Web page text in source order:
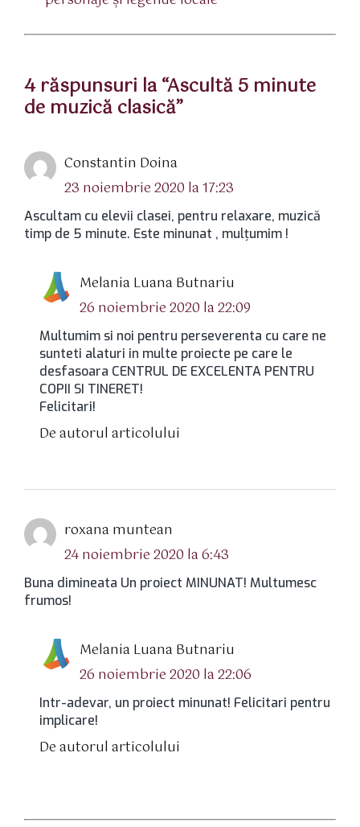
4 răspunsuri la “Ascultă 5 minute
de muzică clasică”
Constantin Doina
23 noiembrie 2020 la 17:23
Ascultam cu elevii clasei, pentru relaxare, muzică
timp de 5 minute. Este minunat , mulțumim !
Melania Luana Butnariu
26 noiembrie 2020 la 22:09
Multumim si noi pentru perseverenta cu care ne
sunteti alaturi in multe proiecte pe care le
desfasoara CENTRUL DE EXCELENTA PENTRU
COPII SI TINERET!
Felicitari!
De autorul articolului
roxana muntean
24 noiembrie 2020 la 6:43
Buna dimineata Un proiect MINUNAT! Multumesc
frumos!
Melania Luana Butnariu
26 noiembrie 2020 la 22:06
Intr-adevar, un proiect minunat! Felicitari pentru
implicare!
De autorul articolului